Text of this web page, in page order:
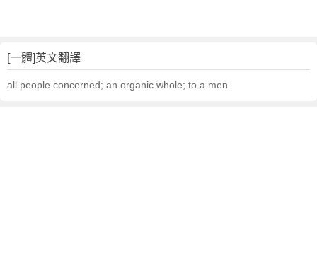
[一體]英文翻譯
all people concerned; an organic whole; to a men